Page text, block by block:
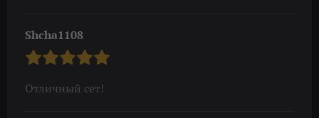
Shcha1108
Отличный сет!